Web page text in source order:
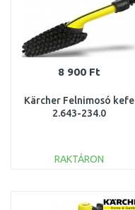
8 900 Ft
Kärcher Felnimosó kefe
2.643-234.0
RAKTÁRON
Összehasonlítás